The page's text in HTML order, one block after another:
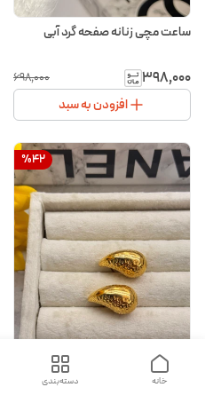
ساعت مچی زنانه صفحه گرد آبی
۳۹۸٬۰۰۰ ۶۹۸٬۰۰۰
افزودن به سبد
%42
دسته‌بندی خانه